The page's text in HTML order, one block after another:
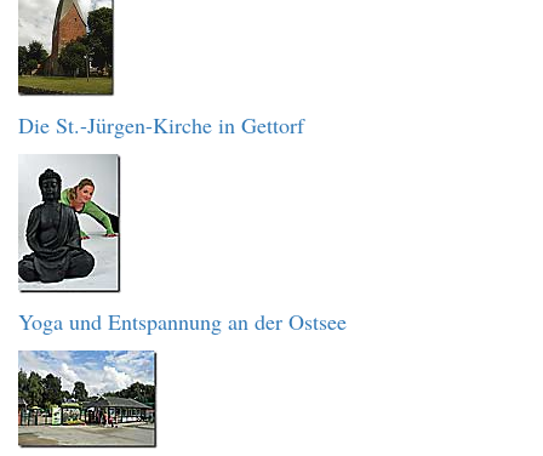
Die St.-Jürgen-Kirche in Gettorf
Yoga und Entspannung an der Ostsee